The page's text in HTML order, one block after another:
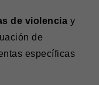
de violencia y
de
específicas